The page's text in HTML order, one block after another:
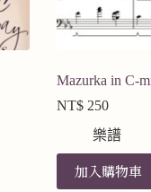
Mazurka in C-
NT$ 250
樂譜
加入購物車